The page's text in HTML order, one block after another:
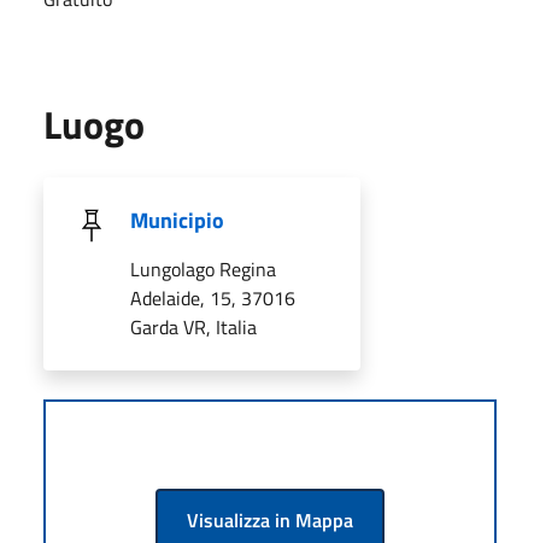
Luogo
Municipio
Lungolago Regina
Adelaide, 15, 37016
Garda VR, Italia
Visualizza in Mappa